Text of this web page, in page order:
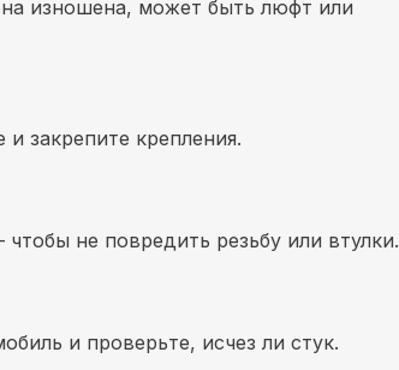
изношена, может быть люфт или
закрепите крепления.
не повредить резьбу или втулки.
и проверьте, исчез ли стук.